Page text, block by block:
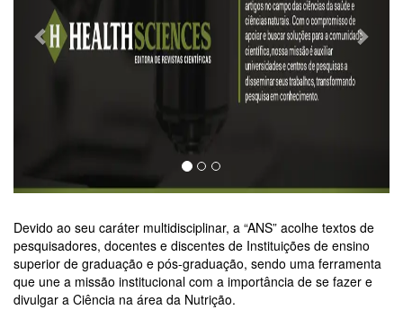
Devido ao seu caráter multidisciplinar, a “ANS” acolhe textos de
pesquisadores, docentes e discentes de Instituições de ensino
superior de graduação e pós-graduação, sendo uma ferramenta
que une a missão institucional com a importância de se fazer e
divulgar a Ciência na área da Nutrição.